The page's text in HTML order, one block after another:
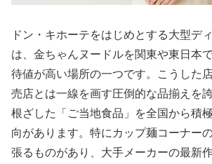
ドン・キホーテをはじめとする大型デ
は、金ちゃんヌードルを関東や東日本
待値が高い場所の一つです。こうした
売店とは一線を画す圧倒的な品揃えを
根ざした「ご当地食品」を全国から積
向があります。特にカップ麺コーナー
張るものがあり、大手メーカーの最新